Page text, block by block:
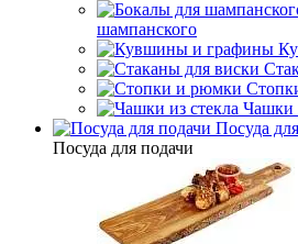
шампанского
Чашки
Посуда
Посуда для подачи